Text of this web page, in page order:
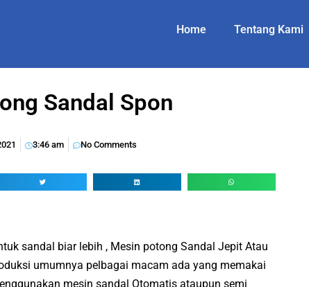
Home Tentang Kami
Sandal Spon
3:46 am No Comments
sandal biar lebih , Mesin potong Sandal Jepit Atau
umumnya pelbagai macam ada yang memakai
mesin sandal Otomatis ataupun semi